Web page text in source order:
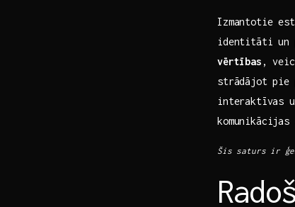
Izmantotie⁤
identitāti un
vērtības ,
strādājot
interaktīvas
komunikācijas
Šis saturs ir⁤